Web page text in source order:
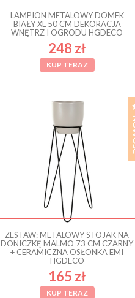
LAMPION METALOWY DOMEK
BIAŁY XL 50 CM DEKORACJA
WNĘTRZ I OGRODU HGDECO
248 zł
KUP TERAZ
ZESTAW: METALOWY STOJAK NA
DONICZKĘ MALMO 73 CM CZARNY
+ CERAMICZNA OSŁONKA EMI
HGDECO
165 zł
KUP TERAZ